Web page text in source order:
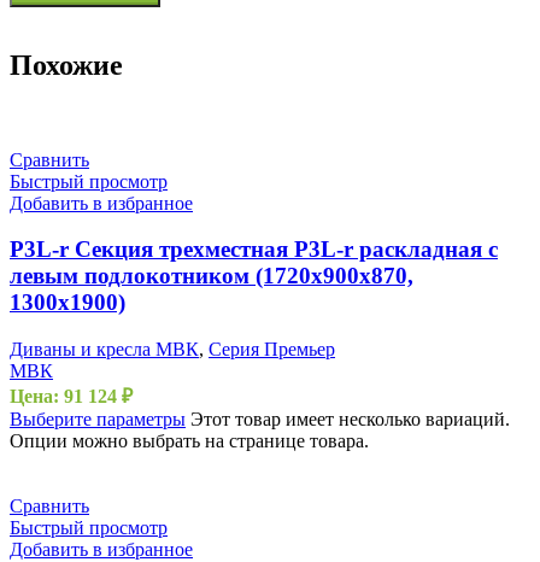
Похожие
Сравнить
Быстрый просмотр
Добавить в избранное
P3L-r Секция трехместная P3L-r раскладная с
левым подлокотником (1720х900х870,
1300х1900)
Диваны и кресла МВК, Серия Премьер
МВК
Цена: 91 124 ₽
Выберите параметры Этот товар имеет несколько вариаций.
Опции можно выбрать на странице товара.
Сравнить
Быстрый просмотр
Добавить в избранное